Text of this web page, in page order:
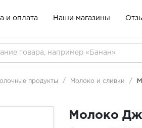
и оплата Наши магазины
продукты Молоко и сливки
Молоко